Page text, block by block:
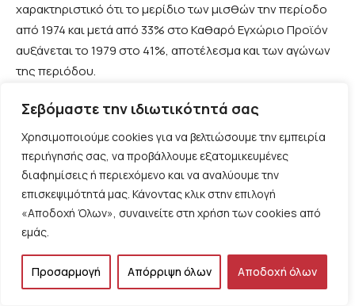
Σεβόμαστε την ιδιωτικότητά σας
Χρησιμοποιούμε cookies για να βελτιώσουμε την εμπειρία
περιήγησής σας, να προβάλλουμε εξατομικευμένες
διαφημίσεις ή περιεχόμενο και να αναλύουμε την
επισκεψιμότητά μας. Κάνοντας κλικ στην επιλογή
«Αποδοχή Όλων», συναινείτε στη χρήση των cookies από
εμάς.
Προσαρμογή Απόρριψη όλων Αποδοχή όλων
χαρακτηριστικό ότι το μερίδιο των μισθών την περίοδο
από 1974 και μετά από 33% στο Καθαρό Εγχώριο Προϊόν
αυξάνεται το 1979 στο 41%, αποτέλεσμα και των αγώνων
της περιόδου.
Ένα απόσπασμα από το μυθιστόρηματου
Αλεξάτουαποδίδει πολύ χαρακτηριστικά το αγωνιστικό
κλίμα της εποχής«Ήταν συγκλονιστικές εκείνες οι
απεργίες, που κρατούσαν ακόμα και μήνα, κάποιες φορές
και περισσότερο. Να βλέπεις κόσμο, που θα τον
περίμενες μίζερο, παραιτημένο, να έχει αποδεχτεί τη
μοίρα του και όμως! Απεργούσαν για να αυξηθεί το
μεροκάματο, αλλά και γιατί απολύθηκαν κάποιοι
συνάδελφοί τους! Απεργούσαν για να έχουν το δικαίωμα